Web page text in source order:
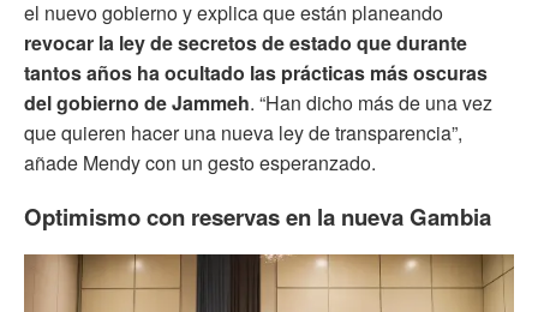
el nuevo gobierno y explica que están planeando
revocar la ley de secretos de estado que durante
tantos años ha ocultado las prácticas más oscuras
del gobierno de Jammeh. “Han dicho más de una vez
que quieren hacer una nueva ley de transparencia”,
añade Mendy con un gesto esperanzado.
Optimismo con reservas en la nueva Gambia